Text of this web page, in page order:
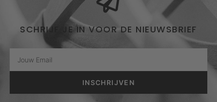
SCHRIJF JE IN VOOR DE NIEUWSBRIEF
INSCHRIJVEN